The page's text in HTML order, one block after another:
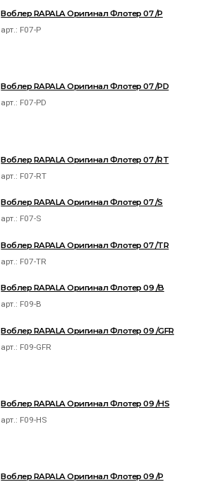
Воблер RAPALA Оригинал Флотер 07 /P
арт.: F07-P
Воблер RAPALA Оригинал Флотер 07 /PD
арт.: F07-PD
Воблер RAPALA Оригинал Флотер 07 /RT
арт.: F07-RT
Воблер RAPALA Оригинал Флотер 07 /S
арт.: F07-S
Воблер RAPALA Оригинал Флотер 07 /TR
арт.: F07-TR
Воблер RAPALA Оригинал Флотер 09 /B
арт.: F09-B
Воблер RAPALA Оригинал Флотер 09 /GFR
арт.: F09-GFR
Воблер RAPALA Оригинал Флотер 09 /HS
арт.: F09-HS
Воблер RAPALA Оригинал Флотер 09 /P